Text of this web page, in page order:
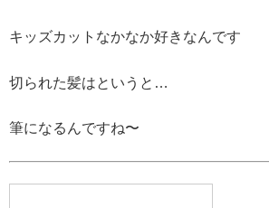
キッズカットなかなか好きなんです
切られた髪はというと…
筆になるんですね〜